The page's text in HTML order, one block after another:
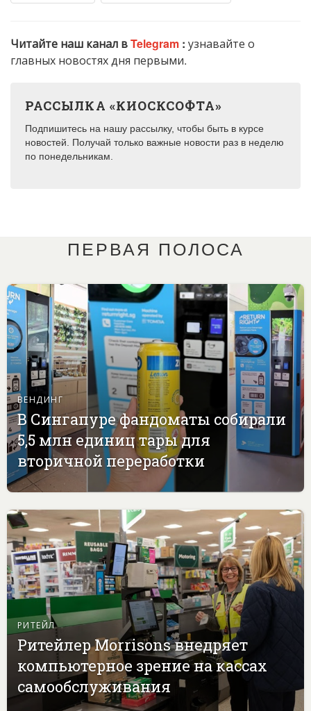
Читайте наш канал вTelegram : узнавайте о
главных новостях дня первыми.
РАССЫЛКА «КИОСКСОФТА»
Подпишитесь на нашу рассылку, чтобы быть в курсе
новостей. Получай только важные новости раз в неделю
по понедельникам.
ПЕРВАЯ ПОЛОСА
ВЕНДИНГ
В Сингапуре фандоматы собирали
5,5 млн единиц тары для
вторичной переработки
РИТЕЙЛ
Ритейлер Morrisons внедряет
компьютерное зрение на кассах
самообслуживания